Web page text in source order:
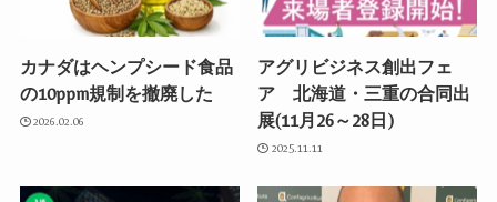
カナダはヘンプシード食品
の10ppm規制を撤廃した
2026.02.06
アグリビジネス創出フェ
ア 北海道・三重の合同出
展(11月26～28日)
2025.11.11